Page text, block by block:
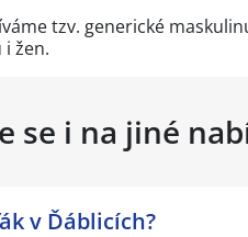
tzv. generické
žen.
se i na jiné
v Ďáblicích?